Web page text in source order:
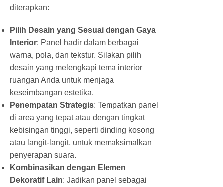
diterapkan:
Pilih Desain yang Sesuai dengan Gaya
Interior: Panel hadir dalam berbagai
warna, pola, dan tekstur. Silakan pilih
desain yang melengkapi tema interior
ruangan Anda untuk menjaga
keseimbangan estetika.
Penempatan Strategis: Tempatkan panel
di area yang tepat atau dengan tingkat
kebisingan tinggi, seperti dinding kosong
atau langit-langit, untuk memaksimalkan
penyerapan suara.
Kombinasikan dengan Elemen
Dekoratif Lain: Jadikan panel sebagai